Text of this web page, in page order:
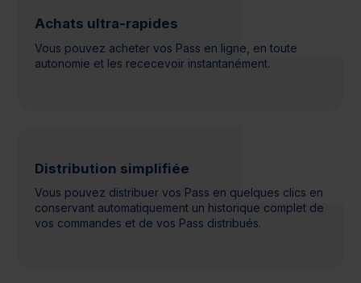
Achats ultra-rapides
Vous pouvez acheter vos Pass en ligne, en toute
autonomie et les rececevoir instantanément.
Distribution simplifiée
Vous pouvez distribuer vos Pass en quelques clics en
conservant automatiquement un historique complet de
vos commandes et de vos Pass distribués.